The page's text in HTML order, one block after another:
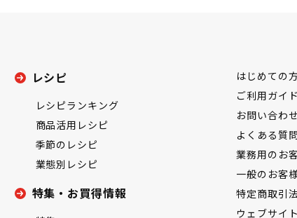
レシピ
レシピランキング
商品活用レシピ
季節のレシピ
業態別レシピ
特集・お買得情報
はじめての
ご利用ガイド
お問い合わせ
よくある質
業務用のお
一般のお客
特定商取引
ウェブサイ